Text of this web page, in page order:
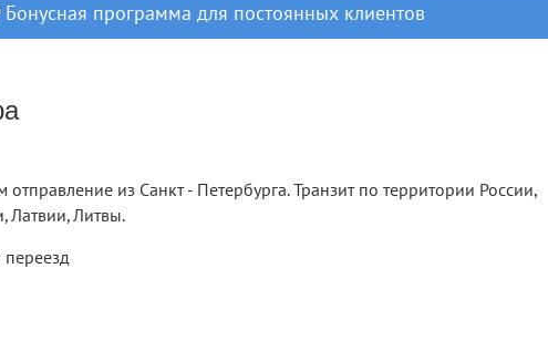
Бонусная программа для постоянных клиентов
отправление из Санкт - Петербурга. Транзит по территории России,
Латвии, Литвы.